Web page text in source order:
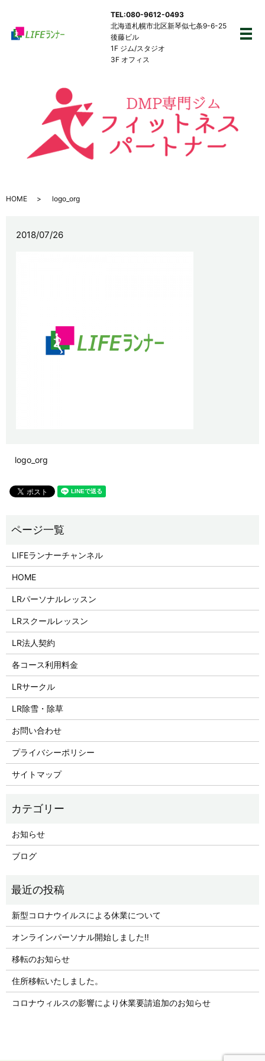
メ
TEL:080-9612-0493
北海道札幌市北区新琴似七条9-6-25
後藤ビル
1F ジム/スタジオ
3F オフィス
HOME logo_org
2018/07/26
logo_org
LIFEランナーチャンネル
HOME
LRパーソナルレッスン
LRスクールレッスン
LR法人契約
各コース利用料金
LRサークル
LR除雪・除草
お問い合わせ
プライバシーポリシー
サイトマップ
お知らせ
ブログ
新型コロナウイルスによる休業について
オンラインパーソナル開始しました‼︎
移転のお知らせ
住所移転いたしました。
コロナウィルスの影響により休業要請追加のお知らせ